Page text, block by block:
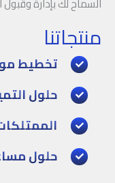
منتجاتنا
تخطيط
حلول
حلول